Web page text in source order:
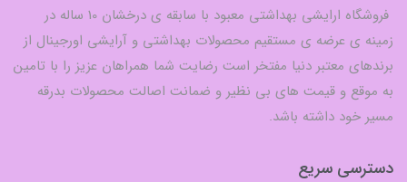
فروشگاه ارایشی بهداشتی معبود با سابقه ی درخشان 10 ساله در
زمینه ی عرضه ی مستقیم محصولات بهداشتی و آرایشی اورجینال از
برندهای معتبر دنیا مفتخر است رضایت شما همراهان عزیز را با تامین
به موقع و قیمت های بی نظیر و ضمانت اصالت محصولات بدرقه
مسیر خود داشته باشد.
دسترسی سریع